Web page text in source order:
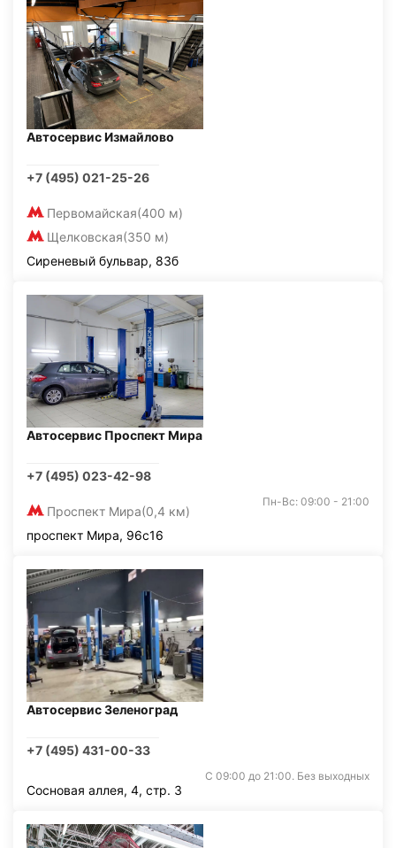
Автосервис Измайлово
+7 (495) 021-25-26
Первомайская(400 м)
Щелковская(350 м)
Сиреневый бульвар, 83б
Автосервис Проспект Мира
+7 (495) 023-42-98
Проспект Мира(0,4 км)
Пн-Вс: 09:00 - 21:00
проспект Мира, 96с16
Автосервис Зеленоград
+7 (495) 431-00-33
С 09:00 до 21:00. Без выходных
Сосновая аллея, 4, стр. 3